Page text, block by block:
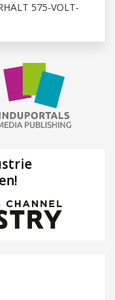
575-VOLT-